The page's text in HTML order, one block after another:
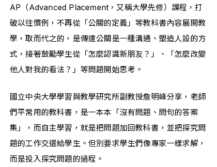
AP（Advanced Placement，又稱大學先修）課程，打
破以往慣例，不再從「公關的定義」等教科書內容展開教
學，取而代之的，是傳達公關是一種溝通、塑造人設的方
式，接著鼓勵學生從「怎麼認識新朋友？」、「怎麼改變
他人對我的看法？」等問題開始思考。
國立中央大學學習與教學研究所副教授詹明峰分享，老師
們平常用的教科書，是一本本「沒有問題、問句的答案
集」，而自主學習，就是把問題加回教科書，並把探究問
題的工作交還給學生。但別要求學生們像專家一樣求解，
而是投入探究問題的過程。